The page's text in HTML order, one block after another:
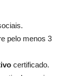
pelo menos 3
certificado.